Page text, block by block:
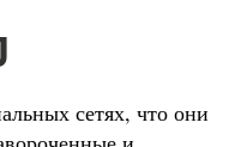
сетях, что они